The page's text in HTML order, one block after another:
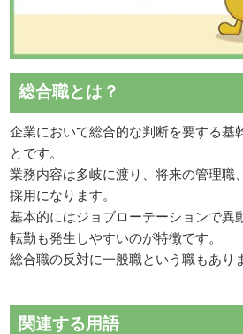
総合職とは？
企業において総合的な判断を要する基
とです。
業務内容は多岐に渡り、将来の管理職
採用になります。
基本的にはジョブローテーションで異
転勤も発生しやすいのが特徴です。
総合職の反対に一般職という職もあり
関連する用語